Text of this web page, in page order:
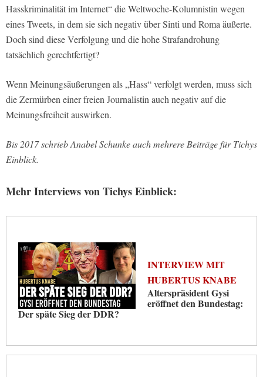
Hasskriminalität im Internet“ die Weltwoche-Kolumnistin wegen
eines Tweets, in dem sie sich negativ über Sinti und Roma äußerte.
Doch sind diese Verfolgung und die hohe Strafandrohung
tatsächlich gerechtfertigt?
Wenn Meinungsäußerungen als „Hass“ verfolgt werden, muss sich
die Zermürben einer freien Journalistin auch negativ auf die
Meinungsfreiheit auswirken.
Bis 2017 schrieb Anabel Schunke auch mehrere Beiträge für Tichys
Einblick.
Mehr Interviews von Tichys Einblick:
INTERVIEW MIT
HUBERTUS KNABE
Alterspräsident Gysi
eröffnet den Bundestag:
Der späte Sieg der DDR?